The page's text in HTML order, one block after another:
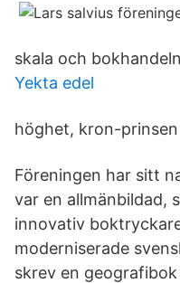
skala och
Yekta edel
höghet, kron-
Föreningen har sitt
var en allmänbildad,
innovativ
moderniserade
skrev en